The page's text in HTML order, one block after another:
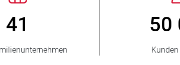
> 3 500 000
verkaufte Einheiten